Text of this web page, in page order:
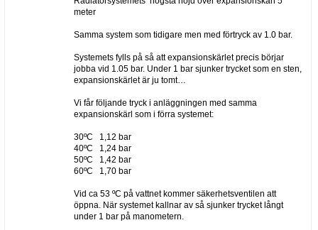
meter
Samma system som tidigare men med förtryck av 1.0 bar.
Systemets fylls på så att expansionskärlet precis börjar
jobba vid 1.05 bar. Under 1 bar sjunker trycket som en sten,
expansionskärlet är ju tomt…
Vi får följande tryck i anläggningen med samma
expansionskärl som i förra systemet:
30ºC 1,12 bar
40ºC 1,24 bar
50ºC 1,42 bar
60ºC 1,70 bar
Vid ca 53 ºC på vattnet kommer säkerhetsventilen att
öppna. När systemet kallnar av så sjunker trycket långt
under 1 bar på manometern.